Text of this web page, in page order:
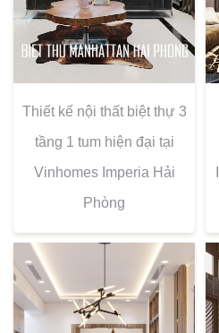
Thiết kế nội thất biệt thự 3
tầng 1 tum hiện đại tại
Vinhomes Imperia Hải
Phòng